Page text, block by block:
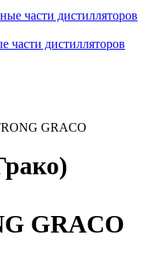
части дистилляторов
GRACO
GRACO